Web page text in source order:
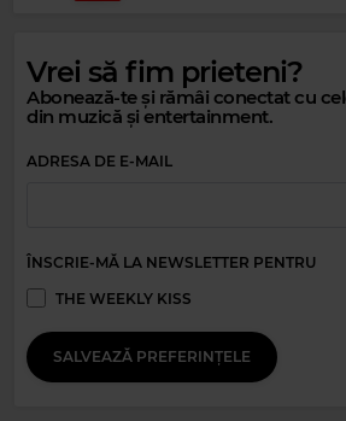
Vrei să fim prieteni?
Abonează-te și rămâi conectat cu
din muzică și entertainment.
ADRESA DE E-MAIL
ÎNSCRIE-MĂ LA NEWSLETTER PENTRU
THE WEEKLY KISS
SALVEAZĂ PREFERINȚELE